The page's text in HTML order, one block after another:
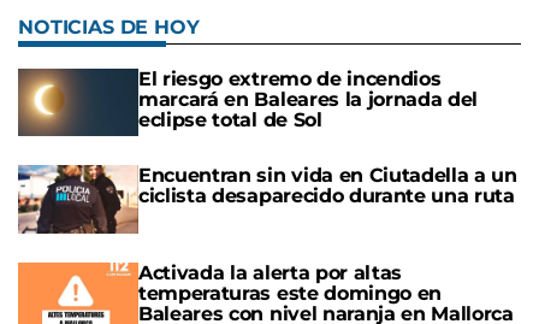
NOTICIAS DE HOY
El riesgo extremo de incendios
marcará en Baleares la jornada del
eclipse total de Sol
Encuentran sin vida en Ciutadella a un
ciclista desaparecido durante una ruta
Activada la alerta por altas
temperaturas este domingo en
Baleares con nivel naranja en Mallorca